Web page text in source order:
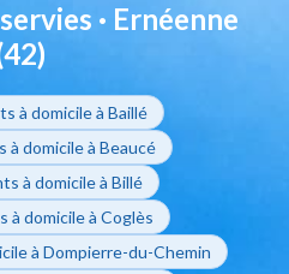
· Ernéenne
à domicile à Baillé
à domicile à Beaucé
à domicile à Billé
à domicile à Coglès
à Dompierre-du-Chemin